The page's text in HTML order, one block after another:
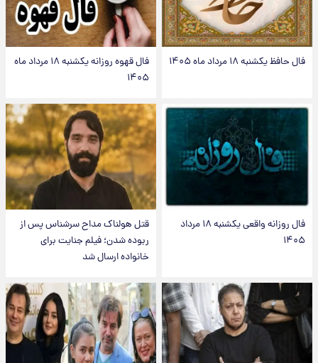
فال حافظ یکشنبه ۱۸ مرداد ماه ۱۴۰۵
فال قهوه روزانه یکشنبه ۱۸ مرداد ماه
۱۴۰۵
فال روزانه واقعی یکشنبه ۱۸ مرداد
۱۴۰۵
قتل هولناک مداح سرشناس پس از
ربوده شدن؛ فیلم جنایت برای
خانواده ارسال شد